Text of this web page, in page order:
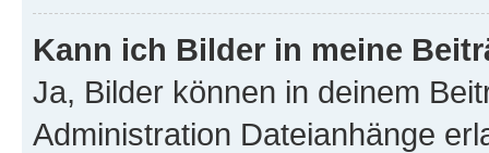
Kann ich Bilder in meine
Ja, Bilder können in deinem
Administration Dateianhänge